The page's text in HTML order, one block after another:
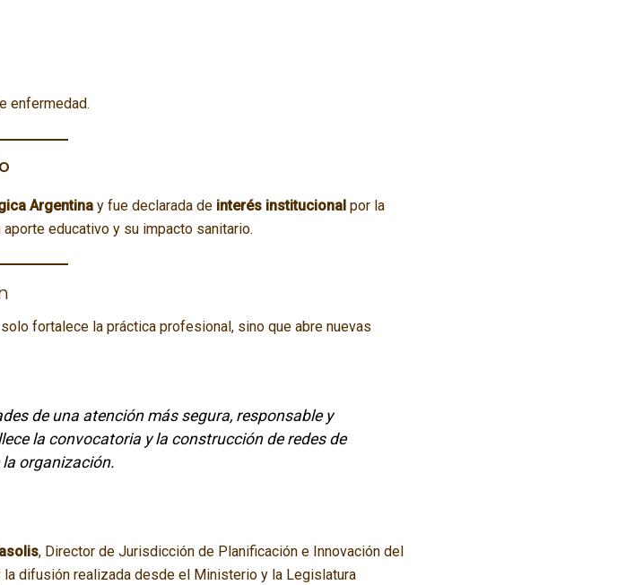
enfermedad.
Argentina y fue declarada de interés institucional por la
educativo y su impacto sanitario.
fortalece la práctica profesional, sino que abre nuevas
de una atención más segura, responsable y
la convocatoria y la construcción de redes de
organización.
, Director de Jurisdicción de Planificación e Innovación del
difusión realizada desde el Ministerio y la Legislatura